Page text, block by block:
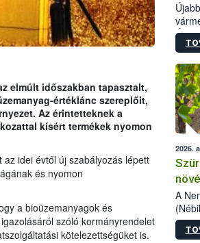
elmúlt időszakban tapasztalt,
értéklánc szereplőit,
Az érintetteknek a
kísért termékek nyomon
idei évtől új szabályozás lépett
és nyomon
a bioüzemanyagok és
szóló kormányrendelet
kötelezettségüket is.
2026.
A